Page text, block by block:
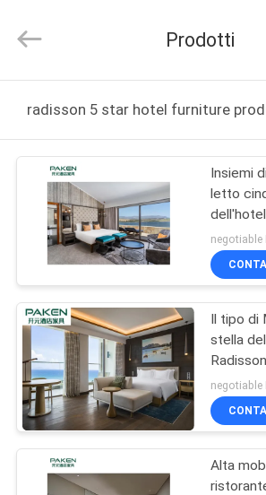
PRODOTTI
CIRCA
GIRO
DELLA
FABBRICA
CONTROLLO
DI
QUALITÀ
Reserved.
Prodotti
radisson 5 star hotel furniture
Insiemi
letto
negotiable
Il tipo di
stella
standard
letto di
negotiable
Alta